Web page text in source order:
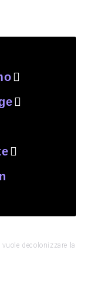
decolonizzare la